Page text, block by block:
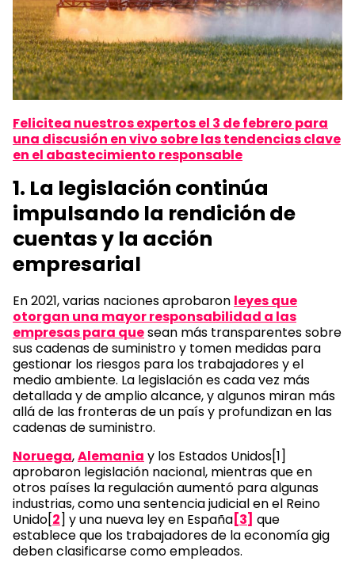
Felicitea nuestros expertos el 3 de febrero para
una discusión en vivo sobre las tendencias clave
en el abastecimiento responsable
1. La legislación continúa
impulsando la rendición de
cuentas y la acción
empresarial
En 2021, varias naciones aprobaron leyes que
otorgan una mayor responsabilidad a las
empresas para quesean más transparentes sobre
sus cadenas de suministro y tomen medidas para
gestionar los riesgos para los trabajadores y el
medio ambiente. La legislación es cada vez más
detallada y de amplio alcance, y algunos miran más
allá de las fronteras de un país y profundizan en las
cadenas de suministro.
Noruega,Alemania y los Estados Unidos[1]
aprobaron legislación nacional, mientras que en
otros países la regulación aumentó para algunas
industrias, como una sentencia judicial en el Reino
Unido[2] y una nueva ley en España[3] que
establece que los trabajadores de la economía gig
deben clasificarse como empleados.